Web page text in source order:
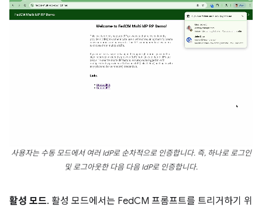
사용자는 수동 모드에서 여러 IdP로 순차적으로 인증합니다. 즉, 하나로 로그인
및 로그아웃한 다음 다음 IdP로 인증합니다.
활성 모드. 활성 모드에서는 FedCM 프롬프트를 트리거하기 위